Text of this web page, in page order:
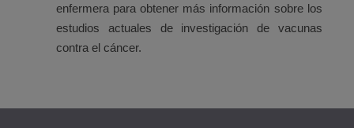
enfermera para obtener más información sobre los
estudios actuales de investigación de vacunas
contra el cáncer.